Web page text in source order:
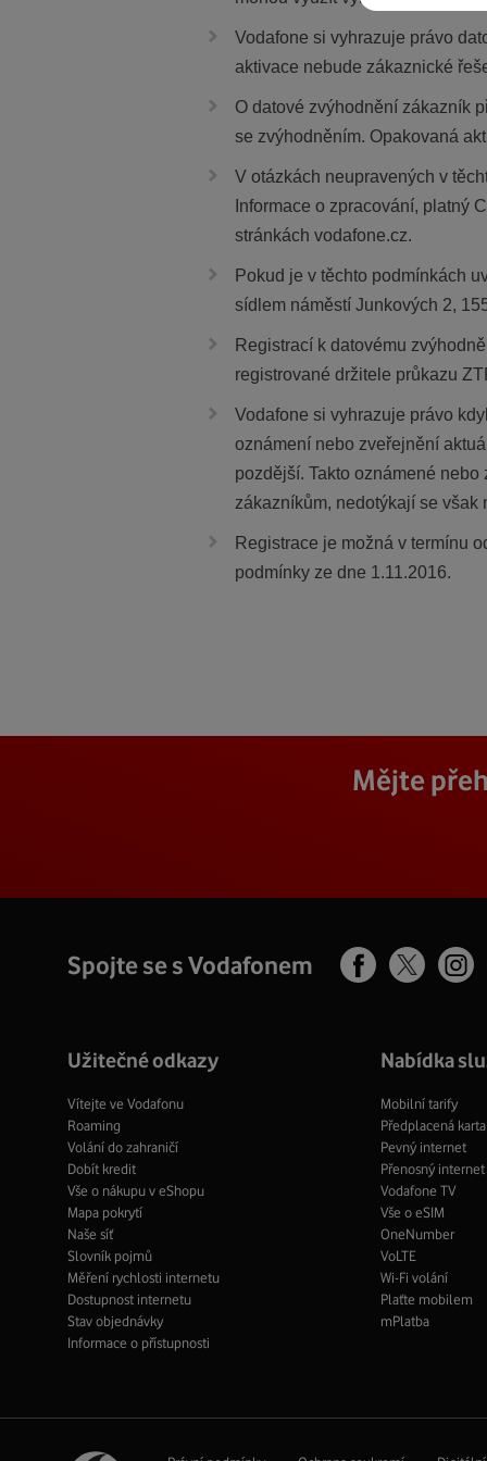
Vodafone si vyhrazuje právo
aktivace nebude zákaznické
O datové zvýhodnění zákazník
se zvýhodněním. Opakovaná
V otázkách neupravených v
Informace o zpracování, platný
stránkách vodafone.cz.
Pokud je v těchto podmínkách
sídlem náměstí Junkových 2,
Registrací k datovému
registrované držitele průkazu
Vodafone si vyhrazuje právo
oznámení nebo zveřejnění
pozdější. Takto oznámené
zákazníkům, nedotýkají se však
Registrace je možná v termínu
podmínky ze dne 1.11.2016.
Mějte
Spojte se s Vodafonem
Facebook
profil
Užitečné odkazy
Vítejte ve Vodafonu
Roaming
Volání do zahraničí
Dobít kredit
Vše o nákupu v eShopu
Mapa pokrytí
Naše síť
Slovník pojmů
Měření rychlosti internetu
Dostupnost internetu
Stav objednávky
Informace o přístupnosti
Nabídka
Mobilní tarify
Předplacená karta
Pevný internet
Přenosný internet
Vodafone TV
Vše o eSIM
OneNumber
VoLTE
Wi-Fi volání
Plaťte mobilem
mPlatba